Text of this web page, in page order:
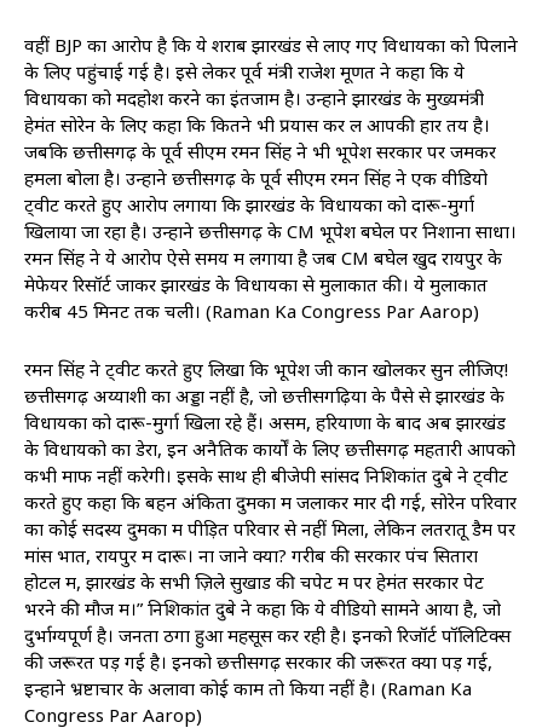
वहीं BJP का आरोप है कि ये शराब झारखंड से लाए गए विधायकों को पिलाने
के लिए पहुंचाई गई है। इसे लेकर पूर्व मंत्री राजेश मूणत ने कहा कि ये
विधायकों को मदहोश करने का इंतजाम है। उन्होंने झारखंड के मुख्यमंत्री
हेमंत सोरेन के लिए कहा कि कितने भी प्रयास कर लें आपकी हार तय है।
जबकि छत्तीसगढ़ के पूर्व सीएम रमन सिंह ने भी भूपेश सरकार पर जमकर
हमला बोला है। उन्होंने छत्तीसगढ़ के पूर्व सीएम रमन सिंह ने एक वीडियो
ट्वीट करते हुए आरोप लगाया कि झारखंड के विधायकों को दारू-मुर्गा
खिलाया जा रहा है। उन्होंने छत्तीसगढ़ के CM भूपेश बघेल पर निशाना साधा।
रमन सिंह ने ये आरोप ऐसे समय में लगाया है जब CM बघेल खुद रायपुर के
मेफेयर रिसॉर्ट जाकर झारखंड के विधायकों से मुलाकात की। ये मुलाकात
करीब 45 मिनट तक चली। (Raman Ka Congress Par Aarop)
रमन सिंह ने ट्वीट करते हुए लिखा कि भूपेश जी कान खोलकर सुन लीजिए!
छत्तीसगढ़ अय्याशी का अड्डा नहीं है, जो छत्तीसगढ़ियों के पैसे से झारखंड के
विधायकों को दारू-मुर्गा खिला रहे हैं। असम, हरियाणा के बाद अब झारखंड
के विधायको का डेरा, इन अनैतिक कार्यों के लिए छत्तीसगढ़ महतारी आपको
कभी माफ नहीं करेगी। इसके साथ ही बीजेपी सांसद निशिकांत दुबे ने ट्वीट
करते हुए कहा कि बहन अंकिता दुमका में जलाकर मार दी गई, सोरेन परिवार
का कोई सदस्य दुमका में पीड़ित परिवार से नहीं मिला, लेकिन लतरातू डैम पर
मांस भात, रायपुर में दारू। ना जाने क्या? गरीब की सरकार पंच सितारा
होटल में, झारखंड के सभी ज़िले सुखाड की चपेट में पर हेमंत सरकार पेट
भरने की मौज में।” निशिकांत दुबे ने कहा कि ये वीडियो सामने आया है, जो
दुर्भाग्यपूर्ण है। जनता ठगा हुआ महसूस कर रही है। इनको रिजॉर्ट पॉलिटिक्स
की जरूरत पड़ गई है। इनको छत्तीसगढ़ सरकार की जरूरत क्यों पड़ गई,
इन्होंने भ्रष्टाचार के अलावा कोई काम तो किया नहीं है। (Raman Ka
Congress Par Aarop)